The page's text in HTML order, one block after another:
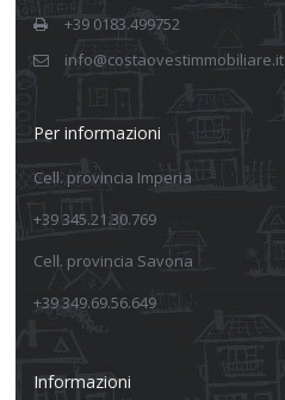
+39 0183.499752
info@costaovestimmobiliare.it
Per informazioni
Cell. provincia Imperia
+39 345.21.30.769
Cell. provincia Savona
+39 349.69.56.649
Informazioni